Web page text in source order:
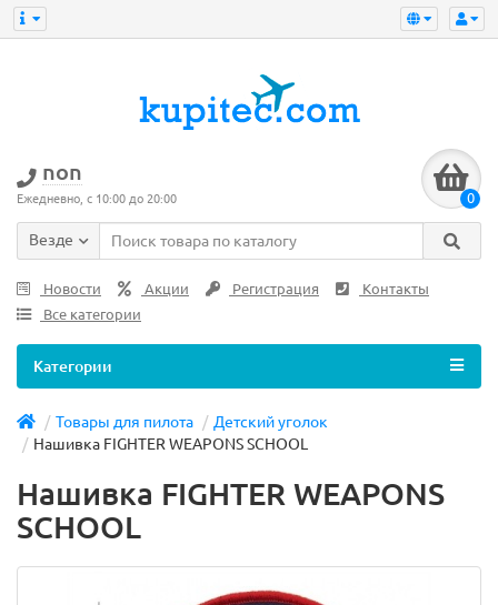
non
Ежедневно, с 10:00 до 20:00 0
Везде
Новости Акции Регистрация
Контакты
Все категории
Категории
Товары для пилота
Детский уголок
Нашивка FIGHTER WEAPONS SCHOOL
Нашивка FIGHTER WEAPONS
SCHOOL